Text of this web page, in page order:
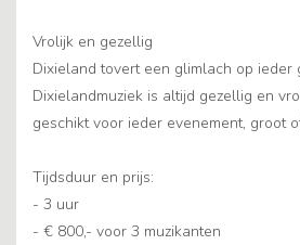
Vrolijk en gezellig
Dixieland tovert een glimlach op ieder
Dixielandmuziek is altijd gezellig en
geschikt voor ieder evenement, groot
Tijdsduur en prijs:
- 3 uur
- € 800,- voor 3 muzikanten